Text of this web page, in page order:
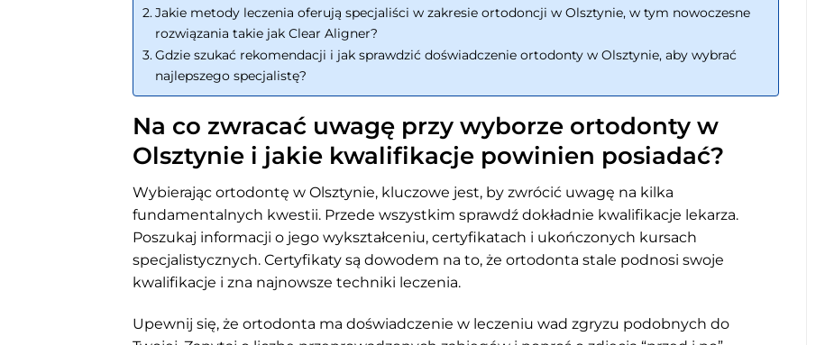
Jakie metody leczenia oferują specjaliści w zakresie ortodoncji w Olsztynie, w tym nowoczesne
rozwiązania takie jak Clear Aligner?
Gdzie szukać rekomendacji i jak sprawdzić doświadczenie ortodonty w Olsztynie, aby wybrać
najlepszego specjalistę?
Na co zwracać uwagę przy wyborze ortodonty w
Olsztynie i jakie kwalifikacje powinien posiadać?
Wybierając ortodontę w Olsztynie, kluczowe jest, by zwrócić uwagę na kilka
fundamentalnych kwestii. Przede wszystkim sprawdź dokładnie kwalifikacje lekarza.
Poszukaj informacji o jego wykształceniu, certyfikatach i ukończonych kursach
specjalistycznych. Certyfikaty są dowodem na to, że ortodonta stale podnosi swoje
kwalifikacje i zna najnowsze techniki leczenia.
Upewnij się, że ortodonta ma doświadczenie w leczeniu wad zgryzu podobnych do